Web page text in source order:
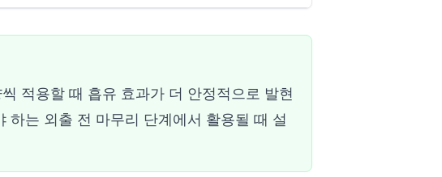
적용할 때 흡유 효과가 더 안정적으로 발현
는 외출 전 마무리 단계에서 활용될 때 설